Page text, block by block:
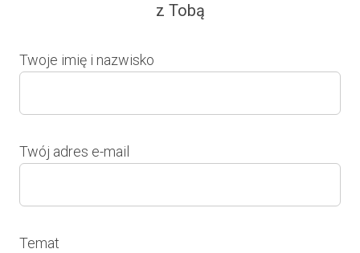
z Tobą
Twoje imię i nazwisko
Twój adres e-mail
Temat